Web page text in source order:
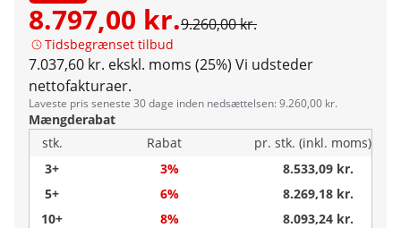
8.797,00 kr.9.260,00 kr.
Tidsbegrænset tilbud
7.037,60 kr. ekskl. moms (25%) Vi udsteder
nettofakturaer.
Laveste pris seneste 30 dage inden nedsættelsen: 9.260,00 kr.
Mængderabat
stk.
Rabat
pr. stk. (inkl. moms)
3+
3%
8.533,09 kr.
5+
6%
8.269,18 kr.
10+
8% 8.093,24 kr.